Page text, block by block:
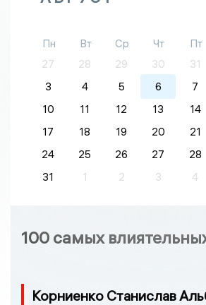
Пн Вт Ср Чт Пт
27
28 29 30 31
3
4 5 6 7
10
11 12 13 14
17
18 19 20 21
24
25 26 27 28
31
1 2 3 4
100 самых
Корниенко Станислав